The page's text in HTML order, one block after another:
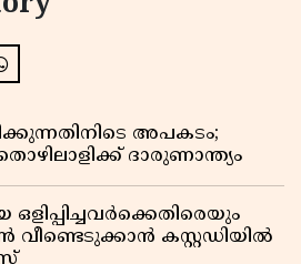
അപകടം;
ദാരുണാന്ത്യം
കസ്റ്റഡിയിൽ